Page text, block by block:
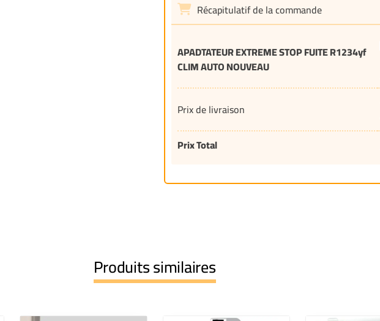
Récapitulatif de la commande
APADTATEUR EXTREME STOP FUITE R1234yf
CLIM AUTO NOUVEAU
Prix de livraison
Prix Total
Produits similaires